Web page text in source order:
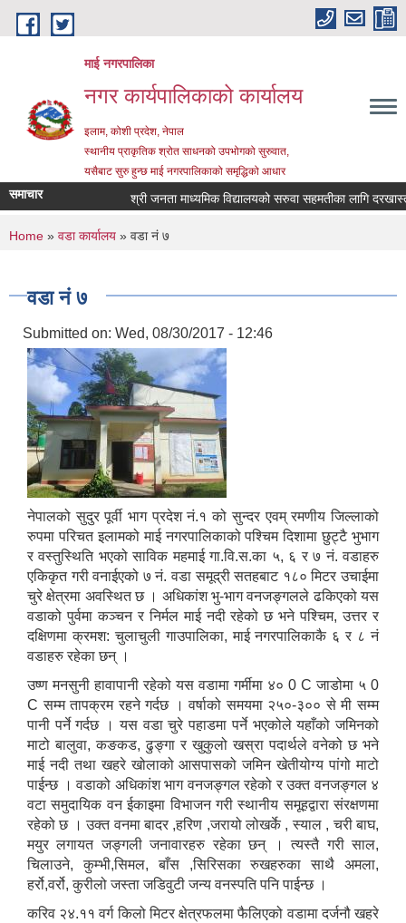
Skip to main content
माई नगरपालिका
नगर कार्यपालिकाको कार्यालय
इलाम, कोशी प्रदेश, नेपाल
स्थानीय प्राकृतिक श्रोत साधनको उपभोगको सुरुवात,
यसैबाट सुरु हुन्छ माई नगरपालिकाको समृद्धिको आधार
समाचार श्री जनता माध्यमिक विद्यालयको सरुवा सहमतीका लागि दरखास्त
You are here
Home » वडा कार्यालय » वडा नं ७
वडा नं ७
Submitted on: Wed, 08/30/2017 - 12:46
नेपालको सुदुर पूर्वी भाग प्रदेश नं.१ को सुन्दर एवम् रमणीय जिल्लाको
रुपमा परिचत इलामको माई नगरपालिकाको पश्चिम दिशामा छुट्टै भुभाग
र वस्तुस्थिति भएको साविक महमाई गा.वि.स.का ५, ६ र ७ नं. वडाहरु
एकिकृत गरी वनाईएको ७ नं. वडा समूद्री सतहबाट १८० मिटर उचाईमा
चुरे क्षेत्रमा अवस्थित छ । अधिकांश भु-भाग वनजङ्गलले ढकिएको यस
वडाको पुर्वमा कञ्चन र निर्मल माई नदी रहेको छ भने पश्चिम, उत्तर र
दक्षिणमा क्रमश: चुलाचुली गाउपालिका, माई नगरपालिकाकै ६ र ८ नं
वडाहरु रहेका छन् ।
उष्ण मनसुनी हावापानी रहेको यस वडामा गर्मीमा ४० 0 C जाडोमा ५ 0
C सम्म तापक्रम रहने गर्दछ । वर्षाको समयमा २५०-३०० से मी सम्म
पानी पर्ने गर्दछ । यस वडा चुरे पहाडमा पर्ने भएकोले यहाँको जमिनको
माटो बालुवा, कङकड, ढुङ्गा र खुकुलो खस्रा पदार्थले वनेको छ भने
माई नदी तथा खहरे खोलाको आसपासको जमिन खेतीयोग्य पांगो माटो
पाईन्छ । वडाको अधिकांश भाग वनजङ्गल रहेको र उक्त वनजङ्गल ४
वटा समुदायिक वन ईकाइमा विभाजन गरी स्थानीय समूहद्वारा संरक्षणमा
रहेको छ । उक्त वनमा बादर ,हरिण ,जरायो लोखर्के , स्याल , चरी बाघ,
मयुर लगायत जङ्गली जनावारहरु रहेका छन् । त्यस्तै गरी साल,
चिलाउने, कुम्भी,सिमल, बाँस ,सिरिसका रुखहरुका साथै अमला,
हर्रो,वर्रो, कुरीलो जस्ता जडिवुटी जन्य वनस्पति पनि पाईन्छ ।
करिव २४.११ वर्ग किलो मिटर क्षेत्रफलमा फैलिएको वडामा दर्जनौ खहरे